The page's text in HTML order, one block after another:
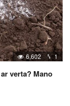
6,602 1
verta? Mano